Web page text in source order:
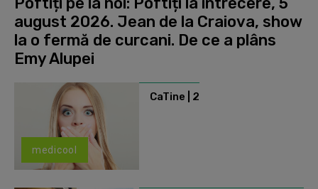
august 2026. Jean de la Craiova, show
la o fermă de curcani. De ce a plâns
Emy Alupei
medicool
CaTine | 2